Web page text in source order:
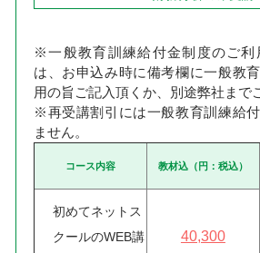
※一般教育訓練給付金制度のご利
は、お申込み時に備考欄に一般教
用の旨ご記入頂くか、別途弊社まで
※再受講割引には一般教育訓練給
ません。
コース内容 教材込（円：税込）
初めてネットス
クールのWEB講
40,300